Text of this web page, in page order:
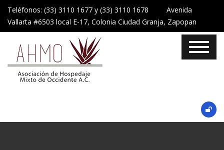
Teléfonos: (33) 3110 1677 y (33) 3110 1678 Avenida
Vallarta #6503 local E-17, Colonia Ciudad Granja, Zapopan